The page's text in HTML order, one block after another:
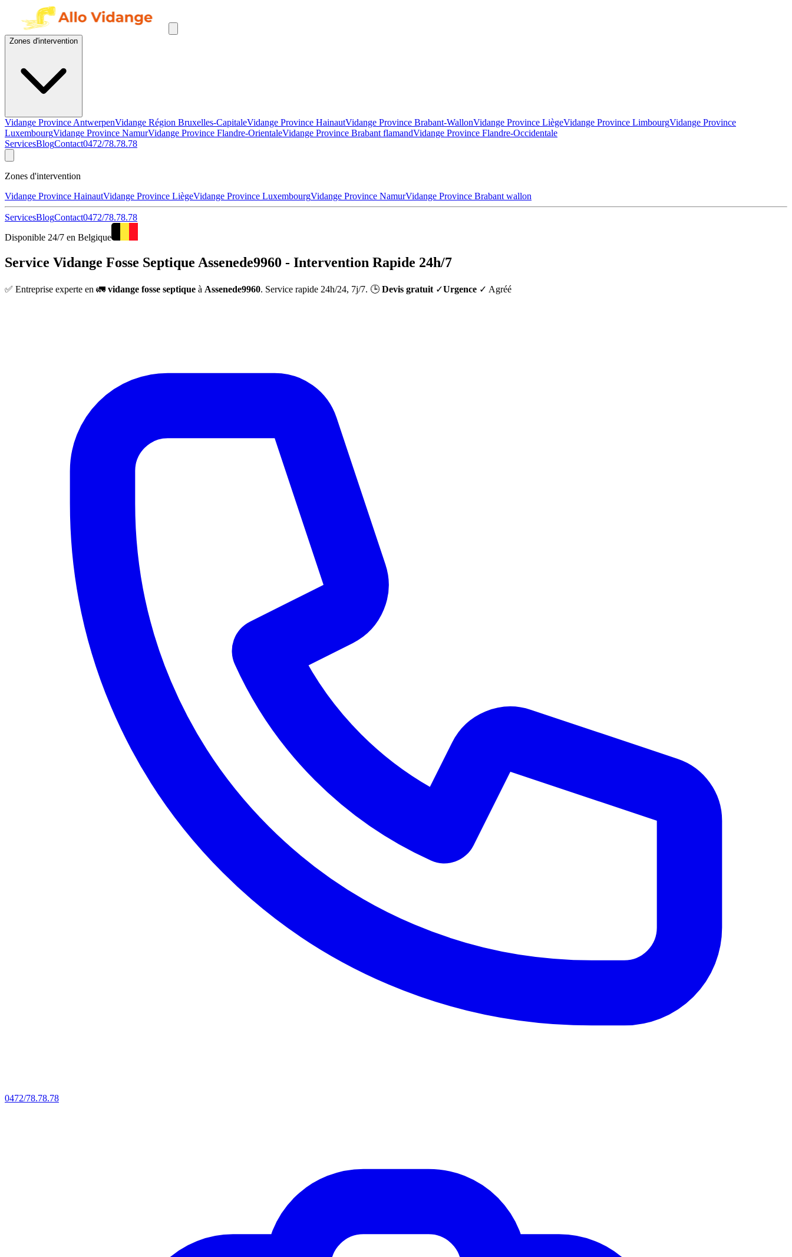
Zones d'intervention
Vidange Province AntwerpenVidange Région Bruxelles-CapitaleVidange Province HainautVidange Province Brabant-WallonVidange Province LiègeVidange Province LimbourgVidange Province
LuxembourgVidange Province NamurVidange Province Flandre-OrientaleVidange Province Brabant flamandVidange Province Flandre-Occidentale
ServicesBlogContact0472/78.78.78
Zones d'intervention
Vidange Province HainautVidange Province LiègeVidange Province LuxembourgVidange Province NamurVidange Province Brabant wallon
ServicesBlogContact0472/78.78.78
Disponible 24/7 en Belgique
Service Vidange Fosse Septique Assenede9960 - Intervention Rapide 24h/7
✅ Entreprise experte en 🚛 vidange fosse septique à Assenede9960. Service rapide 24h/24, 7j/7. 🕒 Devis gratuit ✓Urgence ✓ Agréé
0472/78.78.78